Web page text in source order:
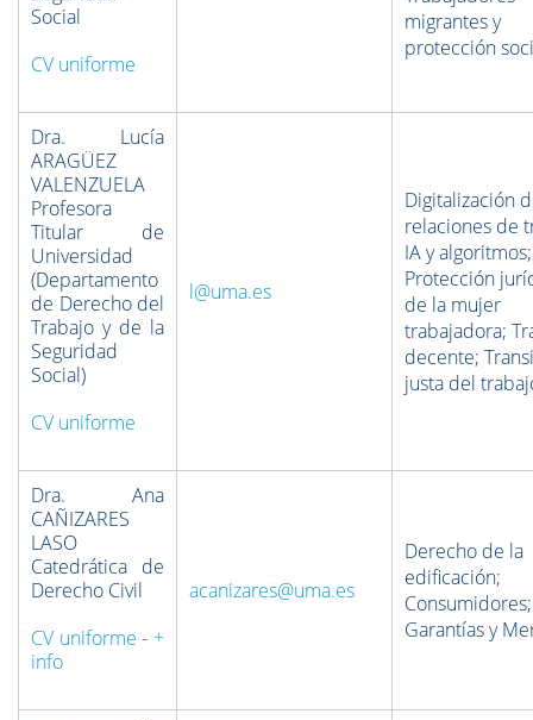
Social
CV uniforme
migrantes y
protección
Dra. Lucía
ARAGÜEZ
VALENZUELA
Profesora
Titular de
Universidad
(Departamento
de Derecho del
Trabajo y de la
Seguridad
Social)
CV uniforme
l@uma.es
Digitalización
relaciones de
IA y algoritmos;
Protección
de la mujer
trabajadora;
decente;
justa del
Dra. Ana
CAÑIZARES
LASO
Catedrática de
Derecho Civil
CV uniforme - +
info
acanizares@uma.es
Derecho de la
edificación;
Consumidores;
Garantías y